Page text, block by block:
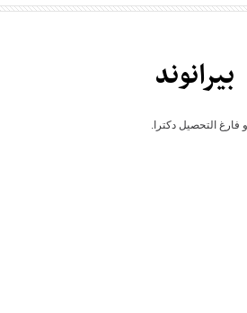
بیرانوند
التحصیل دکترا.